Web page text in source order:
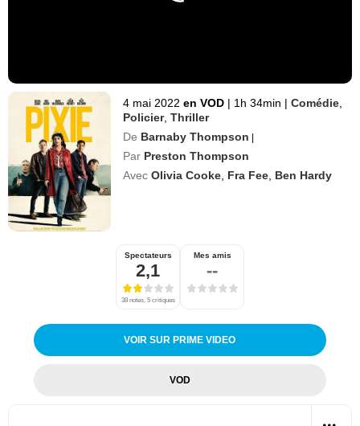
4 mai 2022 en VOD | 1h 34min | Comédie
Policier,Thriller
De Barnaby Thompson |
Par Preston Thompson
Avec Olivia Cooke Fra Fee Ben Hardy
Spectateurs
2,1
38 notes, 5 critiques
Mes amis
--
VOIR SUR PRIME VIDEO
VOD